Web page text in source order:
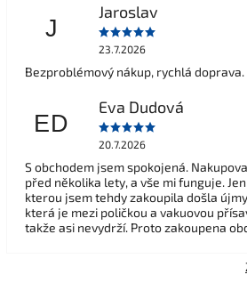
J
Jaroslav
23.7.2026
Bezproblémový nákup, rychlá doprava.
ED
Eva Dudová
20.7.2026
S obchodem jsem spokojená.
před několika lety, a vše mi funguje.
kterou jsem tehdy zakoupila došla
která je mezi poličkou a vakuovou
takže asi nevydrží. Proto zakoupena